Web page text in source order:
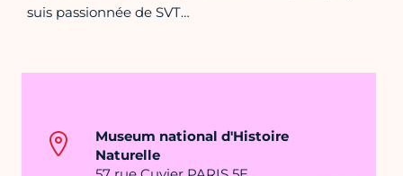
suis passionnée de SVT…
Museum national d'Histoire
Naturelle